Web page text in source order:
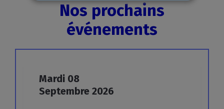
Nos prochains
événements
Mardi 08
Septembre2026